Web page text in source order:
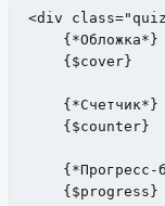
<div
    {*Обложка*}
    {$cover}
    {*Счетчик*}
    {$counter}
{*Прогресс-
    {$progress}